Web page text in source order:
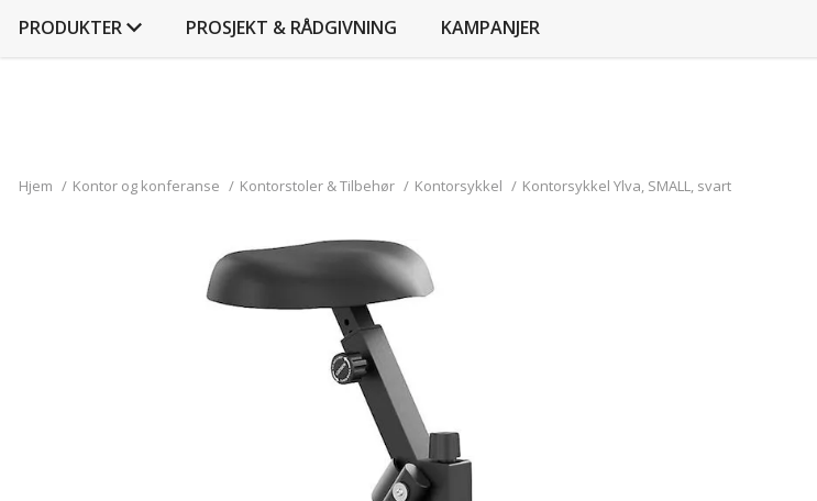
PRODUKTER PROSJEKT & RÅDGIVNING KAMPANJER
Hjem / Kontor og konferanse / Kontorstoler & Tilbehør / Kontorsykkel / Kontorsykkel Ylva, SMALL, svart